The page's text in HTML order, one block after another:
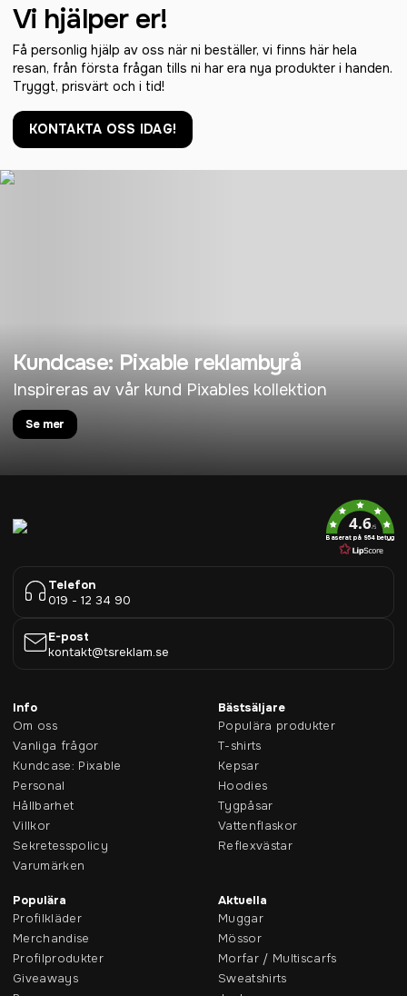
Vi hjälper er!
Få personlig hjälp av oss när ni beställer, vi finns här hela
resan, från första frågan tills ni har era nya produkter i handen.
Tryggt, prisvärt och i tid!
KONTAKTA OSS IDAG!
Kundcase: Pixable reklambyrå
Inspireras av vår kund Pixables kollektion
Se mer
4.6/5
Baserat på 954 betyg
Telefon
019 - 12 34 90
E-post
kontakt@tsreklam.se
Info
Om oss
Vanliga frågor
Kundcase: Pixable
Personal
Hållbarhet
Villkor
Sekretesspolicy
Varumärken
Bästsäljare
Populära produkter
T-shirts
Kepsar
Hoodies
Tygpåsar
Vattenflaskor
Reflexvästar
Populära
Profilkläder
Merchandise
Profilprodukter
Giveaways
Aktuella
Muggar
Mössor
Morfar / Multiscarfs
Sweatshirts